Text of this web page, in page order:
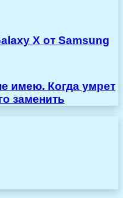
X от Samsung
имею. Когда умрет
заменить